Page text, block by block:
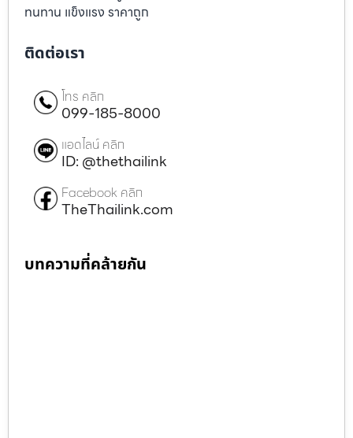
ทนทาน แข็งแรง ราคาถูก
ติดต่อเรา
โทร คลิก
099-185-8000
แอดไลน์ คลิก
ID: @thethailink
Facebook คลิก
TheThailink.com
บทความที่คล้ายกัน